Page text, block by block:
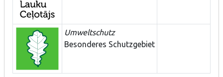
Umweltschutz
Besonderes Schutzgebiet